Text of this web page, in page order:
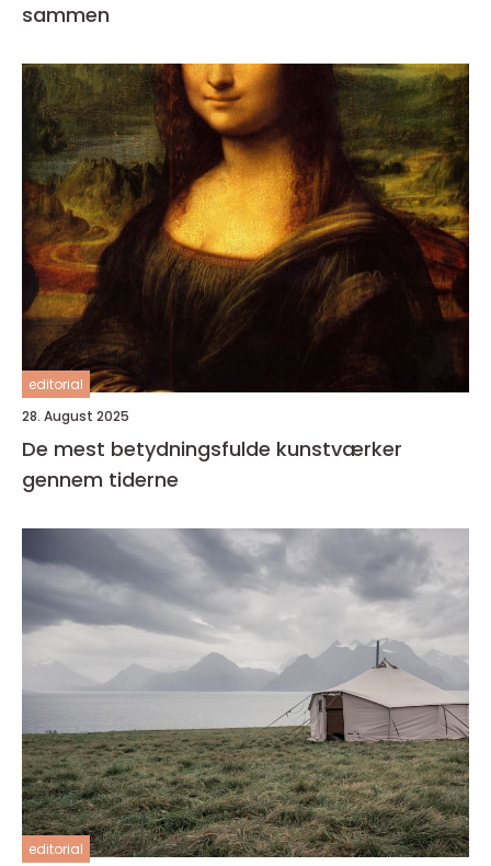
sammen
editorial
28. August 2025
De mest betydningsfulde kunstværker
gennem tiderne
editorial